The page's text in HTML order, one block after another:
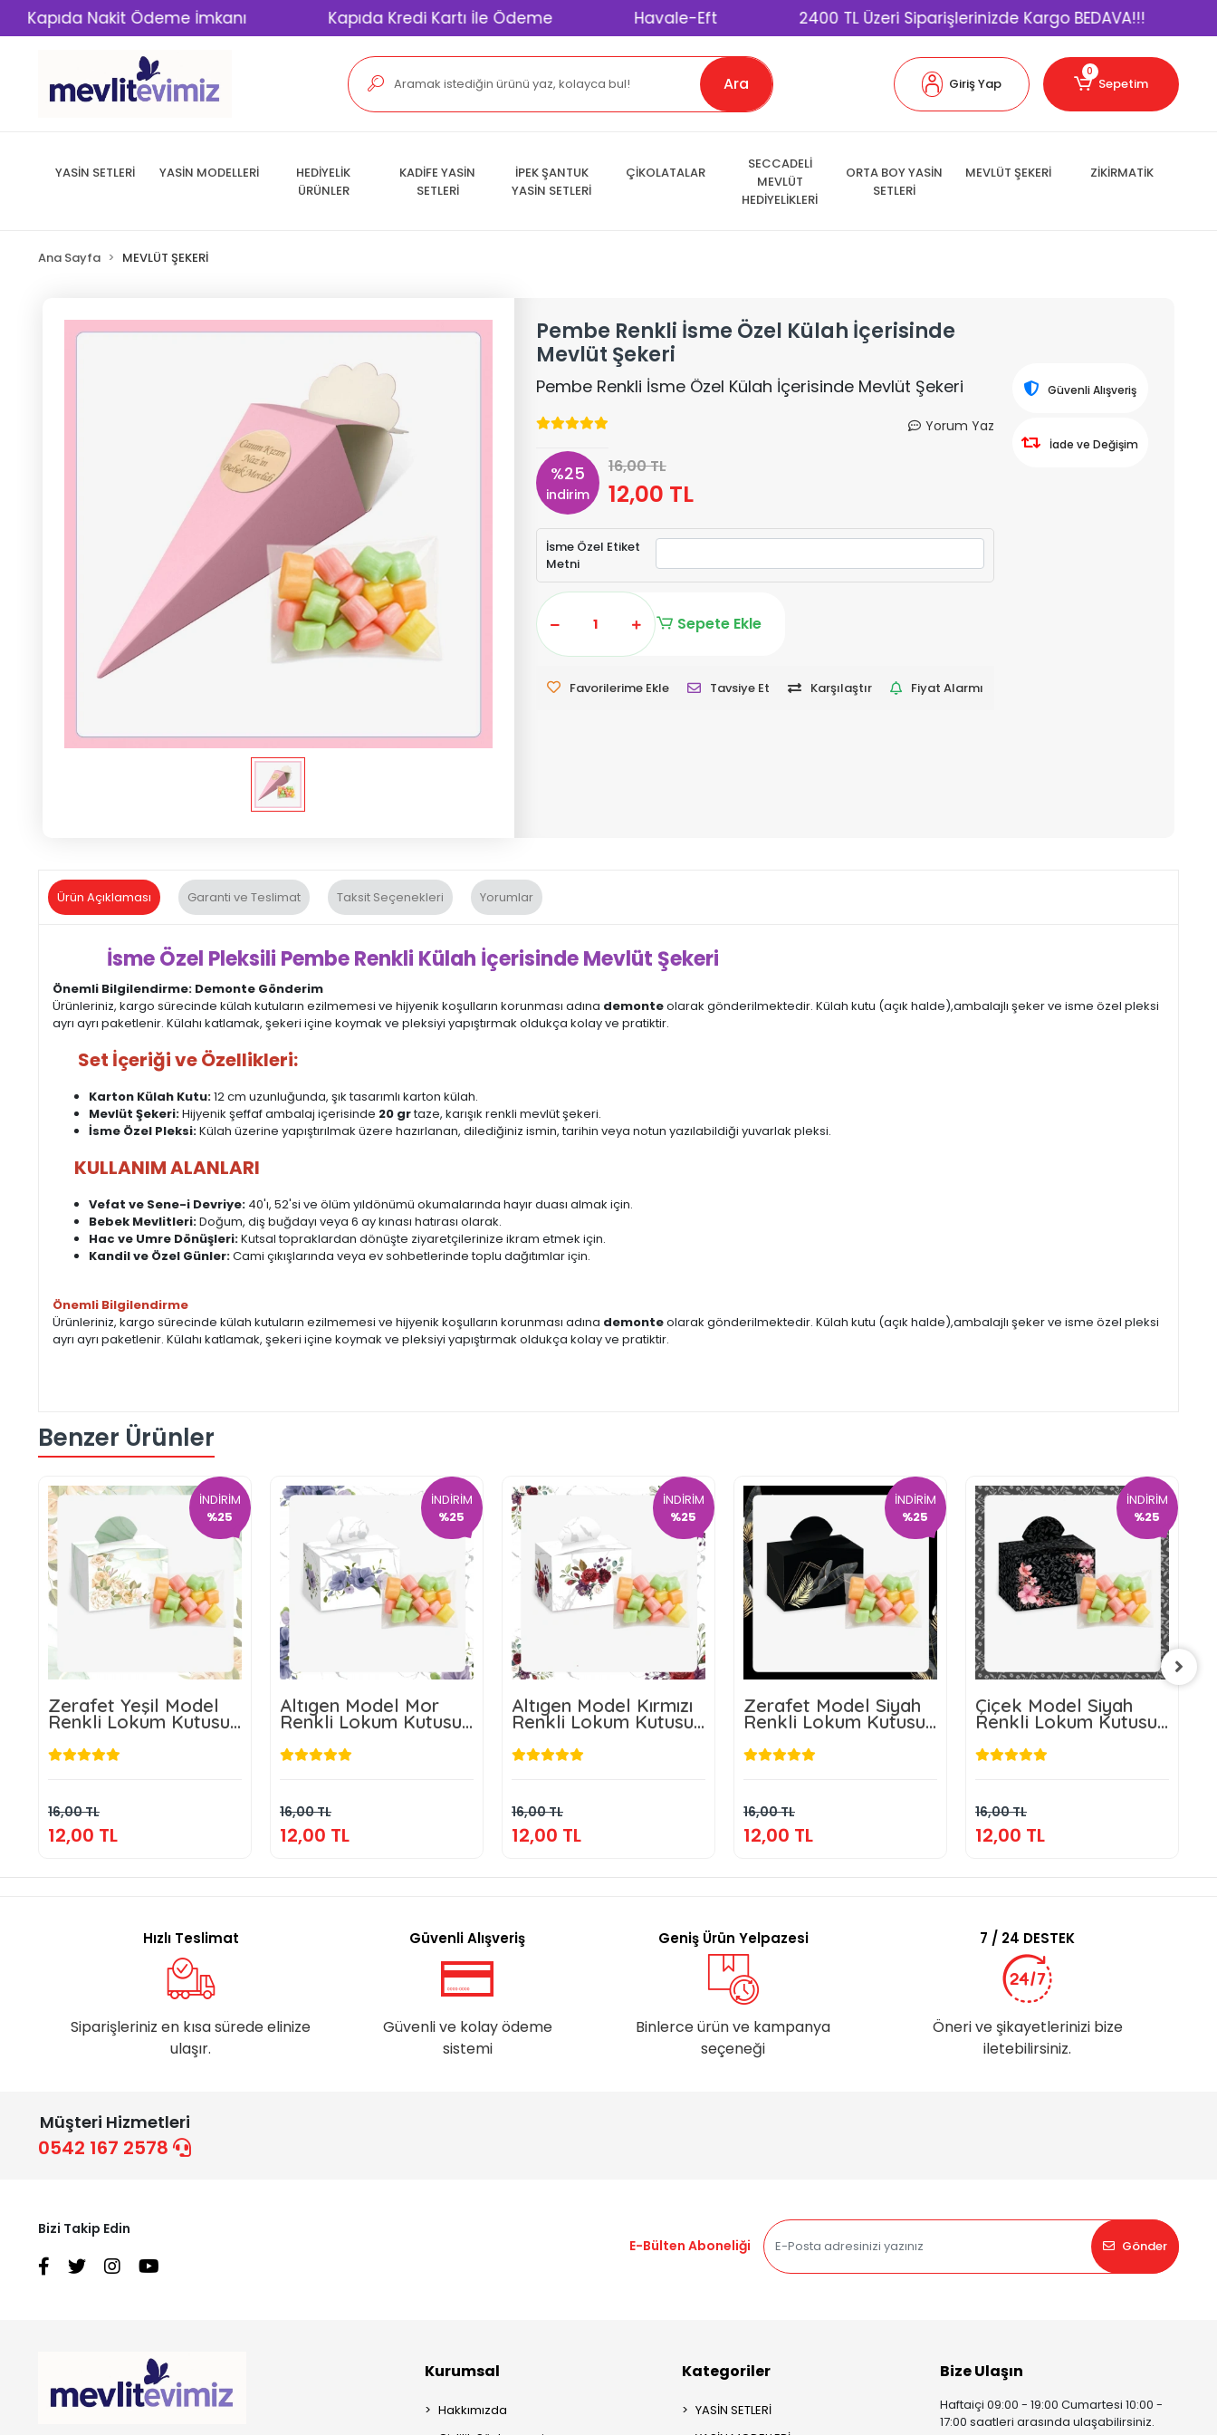
Nakit Ödeme İmkanı Kapıda Kredi Kartı İle Ödeme Havale-Eft 2400 TL Üzeri Siparişlerinizde Kargo BEDAVA!!!
Ara Giriş Yap
0
Sepetim
YASİN SETLERİ YASİN MODELLERİ
HEDİYELİK
ÜRÜNLER
KADİFE YASİN
SETLERİ
İPEK ŞANTUK
YASİN SETLERİ
ÇİKOLATALAR
SECCADELİ
MEVLÜT
HEDİYELİKLERİ
ORTA BOY YASİN
SETLERİ
MEVLÜT ŞEKERİ ZİKİRMATİK
Ana Sayfa MEVLÜT ŞEKERİ
Pembe Renkli İsme Özel Külah İçerisinde
Mevlüt Şekeri
Pembe Renkli İsme Özel Külah İçerisinde Mevlüt Şekeri
Yorum Yaz
%25
indirim
16,00 TL
12,00 TL
İsme Özel Etiket
Metni
Sepete Ekle
Favorilerime Ekle Tavsiye Et Karşılaştır Fiyat Alarmı
Güvenli Alışveriş
İade ve Değişim
Ürün Açıklaması Garanti ve Teslimat Taksit Seçenekleri Yorumlar
İsme Özel Pleksili Pembe Renkli Külah İçerisinde Mevlüt Şekeri
Önemli Bilgilendirme: Demonte Gönderim
Ürünleriniz, kargo sürecinde külah kutuların ezilmemesi ve hijyenik koşulların korunması adına demonteolarak gönderilmektedir. Külah kutu (açık halde),ambalajlı şeker ve isme özel pleksi
ayrı ayrı paketlenir. Külahı katlamak, şekeri içine koymak ve pleksiyi yapıştırmak oldukça kolay ve pratiktir.
Set İçeriği ve Özellikleri:
Karton Külah Kutu:12 cm uzunluğunda, şık tasarımlı karton külah.
Mevlüt Şekeri:Hijyenik şeffaf ambalaj içerisinde 20 grtaze, karışık renkli mevlüt şekeri.
İsme Özel Pleksi:Külah üzerine yapıştırılmak üzere hazırlanan, dilediğiniz ismin, tarihin veya notun yazılabildiği yuvarlak pleksi.
KULLANIM ALANLARI
Vefat ve Sene-i Devriye: 40'ı, 52'si ve ölüm yıldönümü okumalarında hayır duası almak için.
Bebek Mevlitleri:Doğum, diş buğdayı veya 6 ay kınası hatırası olarak.
Hac ve Umre Dönüşleri:Kutsal topraklardan dönüşte ziyaretçilerinize ikram etmek için.
Kandil ve Özel Günler:Cami çıkışlarında veya ev sohbetlerinde toplu dağıtımlar için.
Önemli Bilgilendirme
Ürünleriniz, kargo sürecinde külah kutuların ezilmemesi ve hijyenik koşulların korunması adına demonteolarak gönderilmektedir. Külah kutu (açık halde),ambalajlı şeker ve isme özel pleksi
ayrı ayrı paketlenir. Külahı katlamak, şekeri içine koymak ve pleksiyi yapıştırmak oldukça kolay ve pratiktir.
Benzer Ürünler
İNDİRİM
%25
Zerafet Yeşil Model
Renkli Lokum Kutusu
16,00 TL
12,00 TL
İNDİRİM
%25
Altıgen Model Mor
Renkli Lokum Kutusu
16,00 TL
12,00 TL
İNDİRİM
%25
Altıgen Model Kırmızı
Renkli Lokum Kutusu
16,00 TL
12,00 TL
İNDİRİM
%25
Zerafet Model Siyah
Renkli Lokum Kutusu
16,00 TL
12,00 TL
İNDİRİM
%25
Çiçek Model Siyah
Renkli Lokum Kutusu
16,00 TL
12,00 TL
Hızlı Teslimat
Siparişleriniz en kısa sürede elinize
ulaşır.
Güvenli Alışveriş
Güvenli ve kolay ödeme
sistemi
Geniş Ürün Yelpazesi
Binlerce ürün ve kampanya
seçeneği
7 / 24 DESTEK
Öneri ve şikayetlerinizi bize
iletebilirsiniz.
Müşteri Hizmetleri
0542 167 2578
Bizi Takip Edin
E-Bülten Aboneliği
Gönder
Kurumsal
Hakkımızda
Kategoriler
YASİN SETLERİ
Bize Ulaşın
Haftaiçi 09:00 - 19:00 Cumartesi 10:00 -
17:00 saatleri arasında ulaşabilirsiniz.